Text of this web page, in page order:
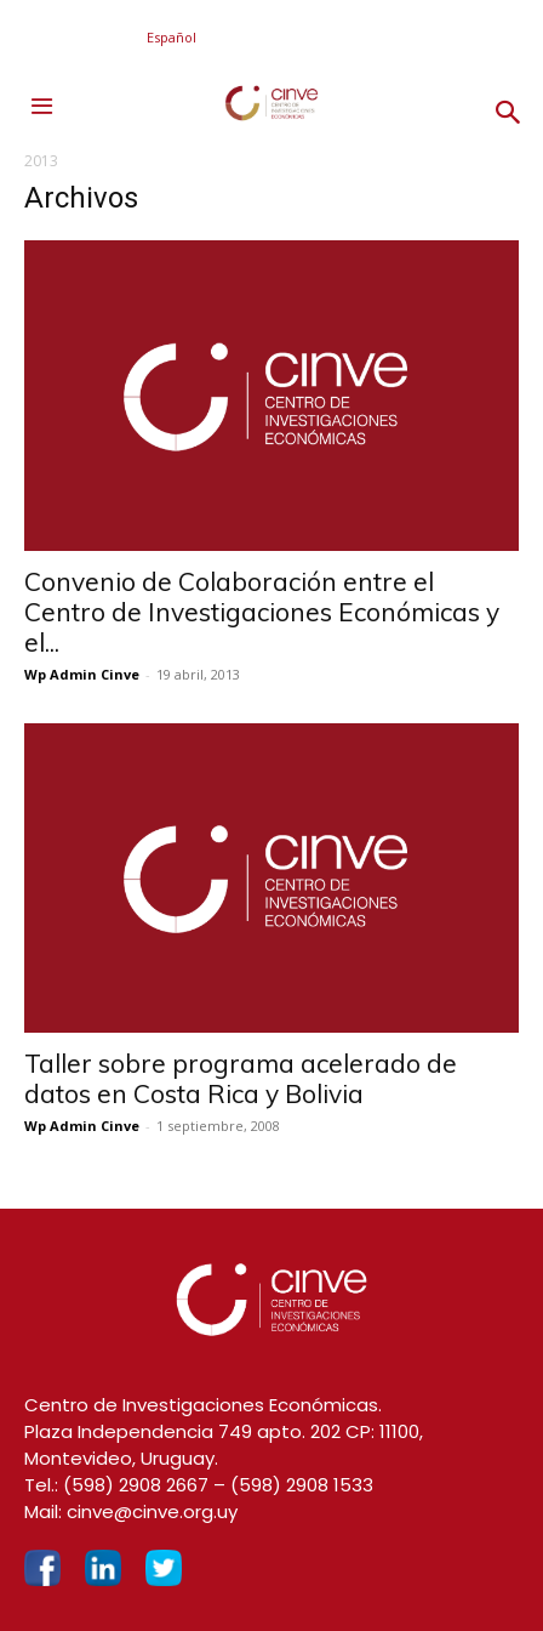
Español
2013
Archivos
Convenio de Colaboración entre el
Centro de Investigaciones Económicas y
el...
Wp Admin Cinve - 19 abril, 2013
Taller sobre programa acelerado de
datos en Costa Rica y Bolivia
Wp Admin Cinve - 1 septiembre, 2008
Centro de Investigaciones Económicas.
Plaza Independencia 749 apto. 202 CP: 11100,
Montevideo, Uruguay.
Tel.: (598) 2908 2667 – (598) 2908 1533
Mail: cinve@cinve.org.uy